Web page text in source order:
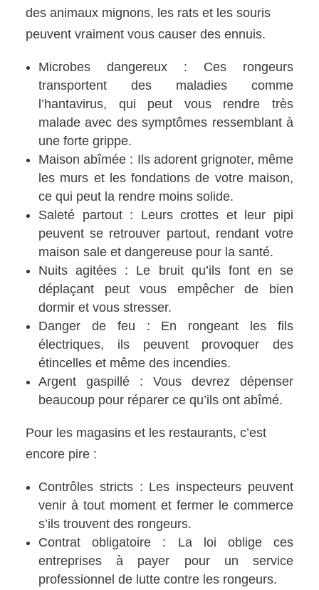
des animaux mignons, les rats et les souris
peuvent vraiment vous causer des ennuis.
Microbes dangereux : Ces rongeurs
transportent des maladies comme
l’hantavirus, qui peut vous rendre très
malade avec des symptômes ressemblant à
une forte grippe.
Maison abîmée : Ils adorent grignoter, même
les murs et les fondations de votre maison,
ce qui peut la rendre moins solide.
Saleté partout : Leurs crottes et leur pipi
peuvent se retrouver partout, rendant votre
maison sale et dangereuse pour la santé.
Nuits agitées : Le bruit qu’ils font en se
déplaçant peut vous empêcher de bien
dormir et vous stresser.
Danger de feu : En rongeant les fils
électriques, ils peuvent provoquer des
étincelles et même des incendies.
Argent gaspillé : Vous devrez dépenser
beaucoup pour réparer ce qu’ils ont abîmé.
Pour les magasins et les restaurants, c’est
encore pire :
Contrôles stricts : Les inspecteurs peuvent
venir à tout moment et fermer le commerce
s’ils trouvent des rongeurs.
Contrat obligatoire : La loi oblige ces
entreprises à payer pour un service
professionnel de lutte contre les rongeurs.